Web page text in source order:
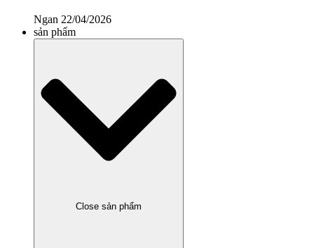
Ngan 22/04/2026
sản phẩm
Close sản phẩm